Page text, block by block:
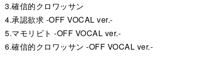
3.確信的クロワッサン
4.承認欲求 -OFF VOCAL ver.-
5.マモリビト -OFF VOCAL ver.-
6.確信的クロワッサン -OFF VOCAL ver.-